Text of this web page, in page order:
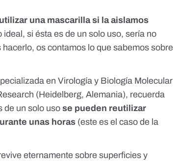
una mascarilla si la aislamos
ideal, si ésta es de un solo uso, sería no
os contamos lo que sabemos sobre
en Virología y Biología Molecular
(Heidelberg, Alemania), recuerda
de un solo usose pueden reutilizar
unas horas (este es el caso de la
eternamente sobre superficies y